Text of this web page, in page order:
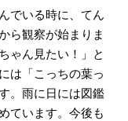
でいる時に、てん
ら観察が始まりま
ゃん見たい！」と
は「こっちの葉っ
。雨に日には図鑑
ています。今後も